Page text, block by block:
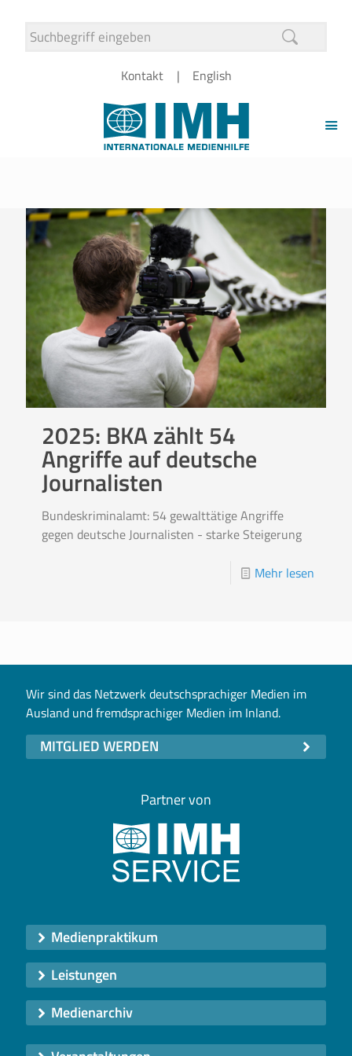
Kontakt English
2025: BKA zählt 54
Angriffe auf deutsche
Journalisten
Bundeskriminalamt: 54 gewalttätige Angriffe
gegen deutsche Journalisten - starke Steigerung
Mehr lesen
Wir sind das Netzwerk deutschsprachiger Medien im
Ausland und fremdsprachiger Medien im Inland.
MITGLIED WERDEN
Partner von
Medienpraktikum
Leistungen
Medienarchiv